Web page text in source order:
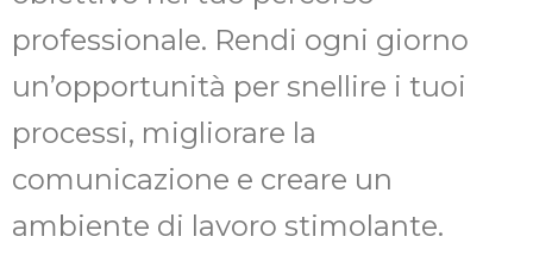
professionale. Rendi ogni giorno
un’opportunità per snellire i tuoi
processi, migliorare la
comunicazione e creare un
ambiente di lavoro stimolante.